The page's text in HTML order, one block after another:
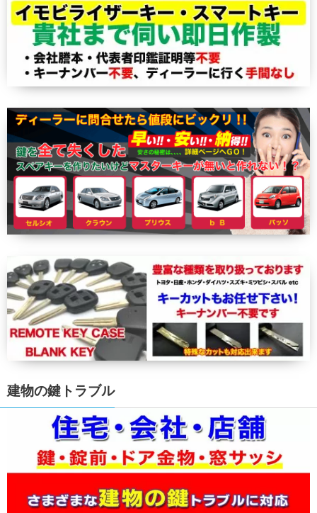
建物の鍵トラブル